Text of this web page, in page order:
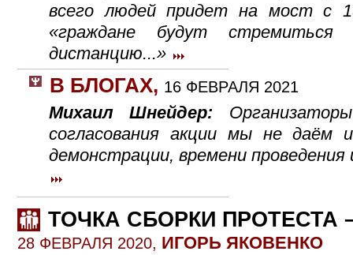
всего людей придет на мост с
«граждане будут стремиться
дистанцию...»
В БЛОГАХ, 16 ФЕВРАЛЯ 2021
Михаил Шнейдер:
согласования акции мы не даём
демонстрации, времени
ТОЧКА СБОРКИ ПРОТЕСТА
28 ФЕВРАЛЯ 2020, ИГОРЬ ЯКОВЕНКО